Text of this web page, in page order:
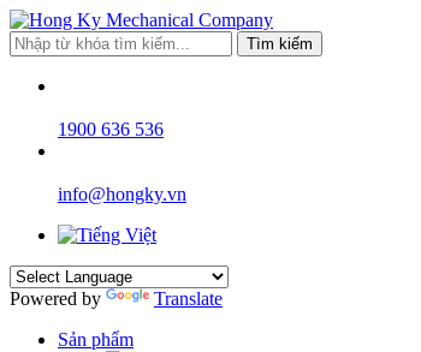
Tìm kiếm
1900 636 536
info@hongky.vn
Powered by
Translate
Sản phẩm